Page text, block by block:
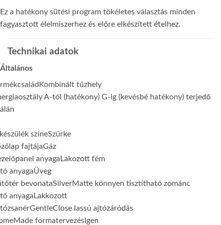
Ez a hatékony sütési program tökéletes választás minden
fagyasztott élelmiszerhez és előre elkészített ételhez.
Technikai adatok
Általános
Kombinált tűzhely
A-tól (hatékony) G-ig (kevésbé hatékony) terjedő
színeSzürke
fajtájaGáz
anyaga Lakozott fém
anyagaÜveg
bevonataSilverMatte könnyen tisztítható zománc
anyaga Lakkozott
GentleClose lassú ajtózáródás
formatervezés Igen